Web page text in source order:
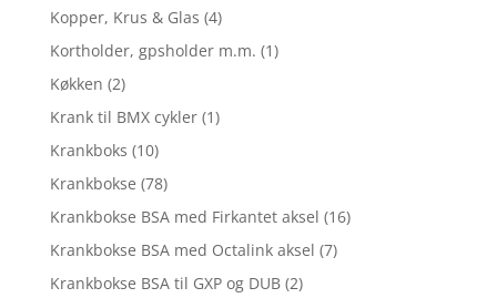
Kopper, Krus & Glas (4)
Kortholder, gpsholder m.m. (1)
Køkken (2)
Krank til BMX cykler (1)
Krankboks (10)
Krankbokse (78)
Krankbokse BSA med Firkantet aksel (16)
Krankbokse BSA med Octalink aksel (7)
Krankbokse BSA til GXP og DUB (2)